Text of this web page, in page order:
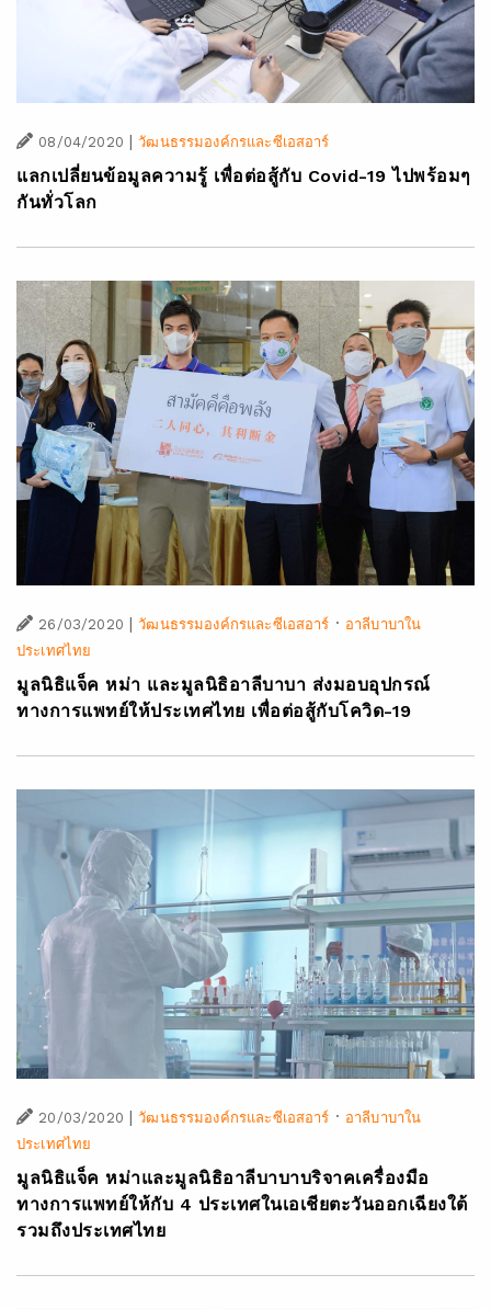
08/04/2020 | วัฒนธรรมองค์กรและซีเอสอาร์
แลกเปลี่ยนข้อมูลความรู้ เพื่อต่อสู้กับ Covid-19 ไปพร้อมๆ
กันทั่วโลก
26/03/2020 วัฒนธรรมองค์กรและซีเอสอาร์ · อาลีบาบาใน
ประเทศไทย
มูลนิธิแจ็ค หม่า และมูลนิธิอาลีบาบา ส่งมอบอุปกรณ์
ทางการแพทย์ให้ประเทศไทย เพื่อต่อสู้กับโควิด-19
20/03/2020 | วัฒนธรรมองค์กรและซีเอสอาร์ · อาลีบาบาใน
ประเทศไทย
มูลนิธิแจ็ค หม่าและมูลนิธิอาลีบาบาบริจาคเครื่องมือ
ทางการแพทย์ให้กับ 4 ประเทศในเอเชียตะวันออกเฉียงใต้
รวมถึงประเทศไทย